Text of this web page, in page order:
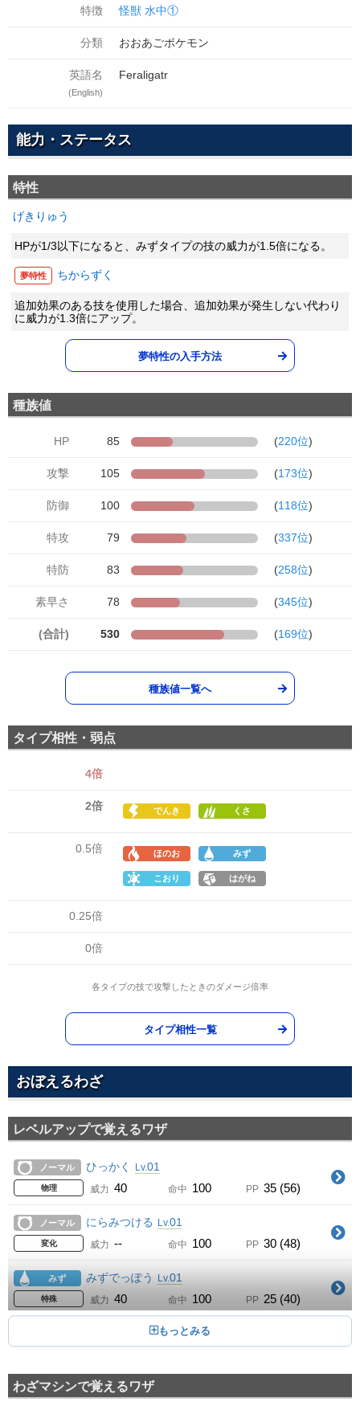
特徴 怪獣 水中①
分類 おおあごポケモン
英語名
(English)
Feraligatr
能力・ステータス
特性
げきりゅう
HPが1/3以下になると、みずタイプの技の威力が1.5倍になる。
夢特性 ちからずく
追加効果のある技を使用した場合、追加効果が発生しない代わり
に威力が1.3倍にアップ。
夢特性の入手方法
種族値
HP 85 (220位)
攻撃 105 (173位)
防御 100 (118位)
特攻 79 (337位)
特防 83 (258位)
素早さ 78 (345位)
(合計) 530 (169位)
種族値一覧へ
タイプ相性・弱点
4倍
2倍 でんき くさ
0.5倍 ほのお みず
こおり はがね
0.25倍
0倍
各タイプの技で攻撃したときのダメージ倍率
タイプ相性一覧
おぼえるわざ
レベルアップで覚えるワザ
ノーマル ひっかく Lv.01
物理 威力 40 命中 100 PP 35 (56)
ノーマル にらみつける Lv.01
変化 威力 -- 命中 100 PP 30 (48)
みず みずでっぽう Lv.01
特殊 威力 40 命中 100 PP 25 (40)
こうそくいどう Lv. 01
あく かみつく Lv.13
わざマシンで覚えるワザ